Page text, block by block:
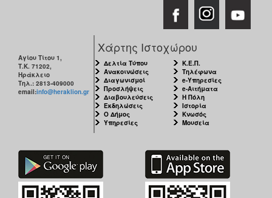
Αγίου Τίτου 1,
Τ.Κ. 71202,
Ηράκλειο
Τηλ.: 2813-409000
email:info@heraklion.gr
Χάρτης Ιστοχώρου
Δελτία Τύπου
Ανακοινώσεις
Διαγωνισμοί
Προσλήψεις
Διαβουλεύσεις
Εκδηλώσεις
Ο Δήμος
Υπηρεσίες
Κ.Ε.Π.
Τηλέφωνα
e-Υπηρεσίες
e-Αιτήματα
Η Πόλη
Ιστορία
Κνωσός
Μουσεία